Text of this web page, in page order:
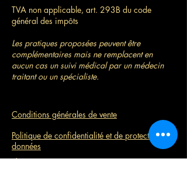
TVA non applicable, art. 293B du code
général des impôts
Les pratiques proposées peuvent être
complémentaires mais ne remplacent en
aucun cas un suivi médical par un médecin
traitant ou un spécialiste.
Conditions générales de vente
Politique de confidentialité et de protection des
données